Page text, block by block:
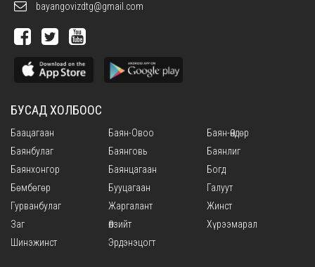
bayangovizdtg@gmail.com
БУСАД ХОЛБООС
Баацагаан Баян-Овоо
Баян-Өндөр
Баянбулаг
Баянговь
Баянлиг
Баянхонгор
Баянцагаан
Богд
Бөмбөгөр
Бууцагаан
Галуут
Гурванбулаг
Жаргалант
Жинст
Заг
Өлзийт
Хүрээмарал
Шинэжинст
Эрдэнэцогт